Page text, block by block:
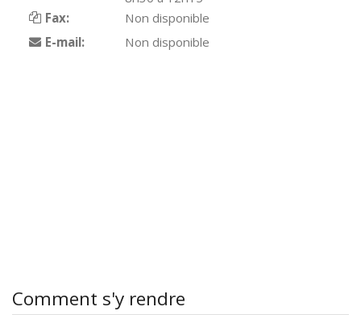
Fax:
Non disponible
E-mail:
Non disponible
Comment s'y rendre